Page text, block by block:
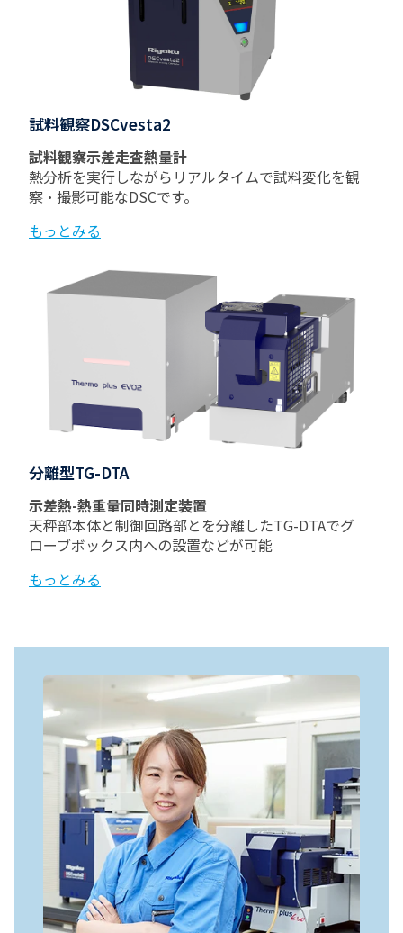
試料観察DSCvesta2
試料観察示差走査熱量計
熱分析を実行しながらリアルタイムで試料変化を観
察・撮影可能なDSCです。
もっとみる
分離型TG-DTA
示差熱-熱重量同時測定装置
天秤部本体と制御回路部とを分離したTG-DTAでグ
ローブボックス内への設置などが可能
もっとみる